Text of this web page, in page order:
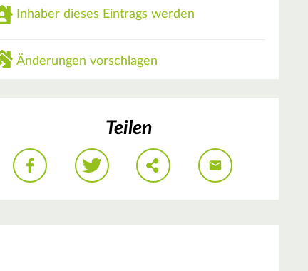
Inhaber dieses Eintrags werden
Änderungen vorschlagen
Teilen